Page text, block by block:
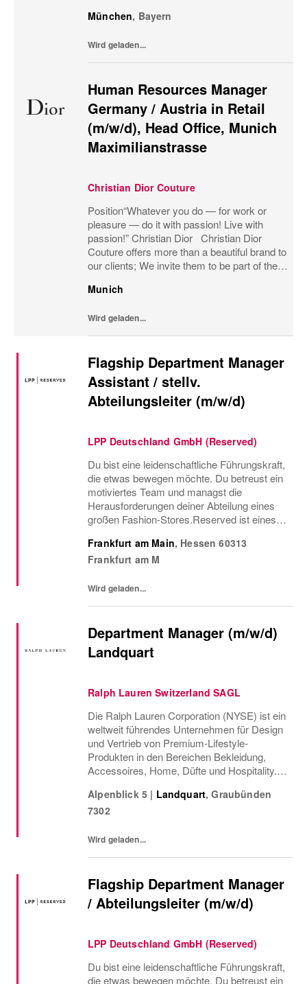
Personaleinsatzplanung und eine
60%...
München, Bayern
Wird geladen...
Human Resources Manager
Germany / Austria in Retail
(m/w/d), Head Office, Munich
Maximilianstrasse
Christian Dior Couture
Position“Whatever you do — for work or
pleasure — do it with passion! Live with
passion!” Christian Dior Christian Dior
Couture offers more than a beautiful brand to
our clients; We invite them to be part of the
to be part of the Dior family. We...
Munich
Wird geladen...
Flagship Department Manager
Assistant / stellv.
Abteilungsleiter (m/w/d)
LPP Deutschland GmbH (Reserved)
Du bist eine leidenschaftliche Führungskraft,
die etwas bewegen möchte. Du betreust ein
motiviertes Team und managst die
Herausforderungen deiner Abteilung eines
großen Fashion-Stores.Reserved ist eines
Unternehmen. Wir kombinieren die neuesten
Modetrends mit...
Frankfurt am Main, Hessen 60313
Frankfurt am M
Wird geladen...
Department Manager (m/w/d)
Landquart
Ralph Lauren Switzerland SAGL
Die Ralph Lauren Corporation (NYSE) ist ein
weltweit führendes Unternehmen für Design
und Vertrieb von Premium-Lifestyle-
Produkten in den Bereichen Bekleidung,
Accessoires, Home, Düfte und Hospitality.
das unverwechselbare Image von Ralph
Lauren über...
Alpenblick 5 | Landquart,Graubünden
7302
Wird geladen...
Flagship Department Manager
/ Abteilungsleiter (m/w/d)
LPP Deutschland GmbH (Reserved)
Du bist eine leidenschaftliche Führungskraft,
die etwas bewegen möchte. Du betreust ein